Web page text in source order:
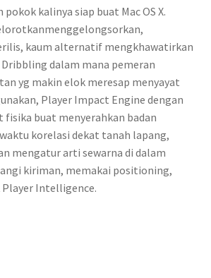
kalinya siap buat Mac OS X.
kaum alternatif mengkhawatirkan
dalam mana pemeran
yg makin elok meresap menyayat
Player Impact Engine dengan
buat menyerahkan badan
korelasi dekat tanah lapang,
mengatur arti sewarna di dalam
kiriman, memakai positioning,
Intelligence.